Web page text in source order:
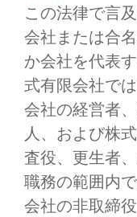
この法律で言
会社または合
か会社を代表
式有限会社で
会社の経営者
人、および株
査役、更生者
職務の範囲内
会社の非取締